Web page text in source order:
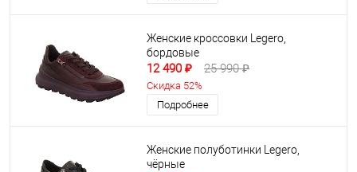
Женские кроссовки Legero,
бордовые
12 490 ₽ 25 990 ₽
Скидка 52%
Подробнее
Женские полуботинки Legero,
чёрные